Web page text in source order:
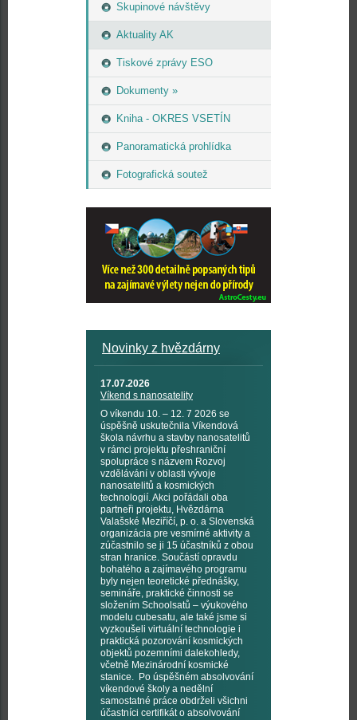
Skupinové návštěvy
Aktuality AK
Tiskové zprávy ESO
Dokumenty »
Kniha - OKRES VSETÍN
Panoramatická prohlídka
Fotografická soutež
Novinky z hvězdárny
17.07.2026
Víkend s nanosatelity
O víkendu 10. – 12. 7 2026 se
úspěšně uskutečnila Víkendová
škola návrhu a stavby nanosatelitů
v rámci projektu přeshraniční
spolupráce s názvem Rozvoj
vzdělávání v oblasti vývoje
nanosatelitů a kosmických
technologií. Akci pořádali oba
partneři projektu, Hvězdárna
Valašské Meziříčí, p. o. a Slovenská
organizácia pre vesmírné aktivity a
zúčastnilo se ji 15 účastníků z obou
stran hranice. Součástí opravdu
bohatého a zajímavého programu
byly nejen teoretické přednášky,
semináře, praktické činnosti se
složením Schoolsatů – výukového
modelu cubesatu, ale také jsme si
vyzkoušeli virtuální technologie i
praktická pozorování kosmických
objektů pozemními dalekohledy,
včetně Mezinárodní kosmické
stanice. Po úspěšném absolvování
víkendové školy a nedělní
samostatné práce obdrželi všichni
účastníci certifikát o absolvování